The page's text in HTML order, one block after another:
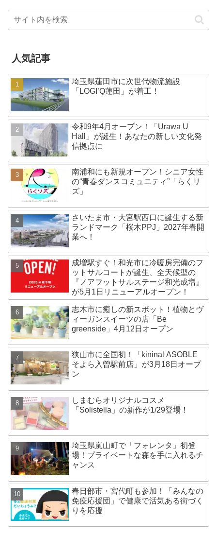
人気記事
埼玉県蓮田市に次世代物流施設
「LOGI’Q蓮田」が着工！
令和9年4月オープン！「Urawa U
Hall」が誕生！あなたの新しい文化発
信拠点に
南浦和にも新規オープン！シニア女性
の“青春ダンスコミュニティ”「らくリ
ズ」
さいたま市・大宮駅西口に誕生する新
ランドマーク「桜木PPJ」2027年春開
業へ！
成増駅すぐ！和光市に冷暖房完備のフ
ットサルコートが誕生、全天候型の
『ノアフットサルステージ和光成増』
が5月1日リニューアルオープン！
志木市に癒しの新スポット！植物とヴ
ィーガンスイーツの店「Be
greenside」4月12日オープン
狭山市に全国初！「kininal ASOBLE
そよら入曽駅前店」が3月18日オープ
ン
しまむらオリジナルコスメ
「Solistella」の新作が1/29登場！
埼玉県嵐山町で「フォレンタ」初登
場！プライベートな森を手に入れるチ
ャンス
春日部市・宮代町も参加！「みんなの
免疫応援団」で健康で活気ある街づく
りを応援